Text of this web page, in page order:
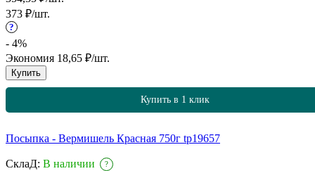
373 ₽/шт.
?
- 4%
Экономия 18,65 ₽/шт.
Купить
Купить в 1 клик
Посыпка - Вермишель Красная 750г tp19657
СклаД: В наличии ?